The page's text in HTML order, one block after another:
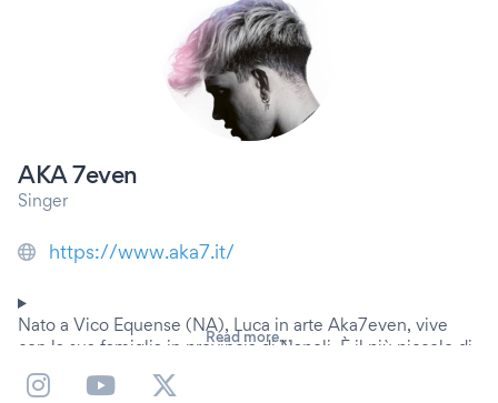
AKA 7even
Singer
https://www.aka7.it/
Nato a Vico Equense (NA), Luca in arte Aka7even, vive
con la sua famiglia in provincia di Napoli. È il più piccolo di
cinque figli. Molto loquace, cerca sempre di attaccare
bottone e si arrabbia se non riesce a ottenere quello che
Read more...